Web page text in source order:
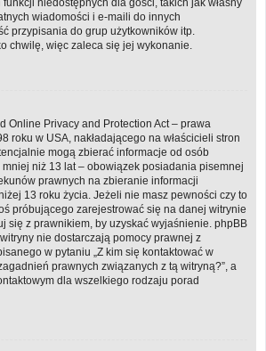
wiadomości i e-maili do innych
przypisania do grup użytkowników itp.
chwilę, więc zaleca się jej wykonanie.
Online Privacy and Protection Act – prawa
roku w USA, nakładającego na właścicieli stron
mogą zbierać informacje od osób
mniej niż 13 lat – obowiązek posiadania pisemnej
prawnych na zbieranie informacji
13 roku życia. Jeżeli nie masz pewności czy to
próbującego zarejestrować się na danej witrynie
się z prawnikiem, by uzyskać wyjaśnienie. phpBB
nie dostarczają pomocy prawnej z
w pytaniu „Z kim się kontaktować w
prawnych związanych z tą witryną?”, a
dla wszelkiego rodzaju porad